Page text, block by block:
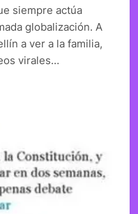
siempre actúa
globalización. A
a ver a la familia,
virales…